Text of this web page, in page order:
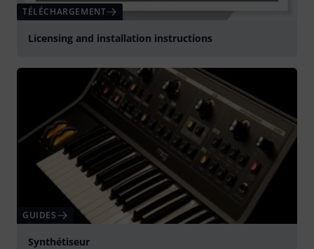
TÉLÉCHARGEMENT
Licensing and installation instructions
GUIDES
Synthétiseur